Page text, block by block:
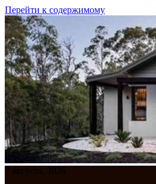
Перейти к содержимому
7 августа, 2026